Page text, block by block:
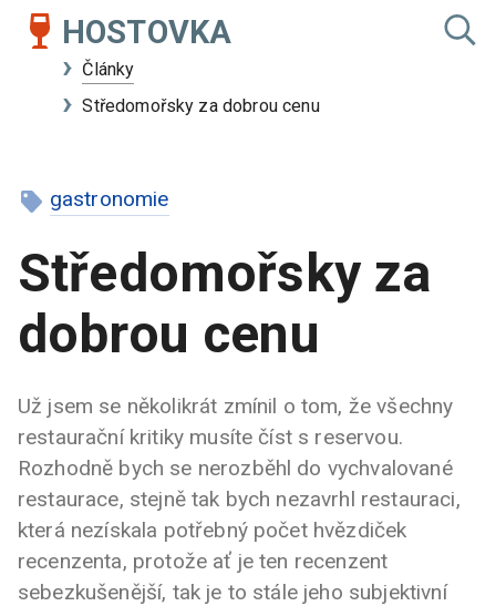
HOSTOVKA
Články
Středomořsky za dobrou cenu
gastronomie
Středomořsky za
dobrou cenu
Už jsem se několikrát zmínil o tom, že všechny
restaurační kritiky musíte číst s reservou.
Rozhodně bych se nerozběhl do vychvalované
restaurace, stejně tak bych nezavrhl restauraci,
která nezískala potřebný počet hvězdiček
recenzenta, protože ať je ten recenzent
sebezkušenější, tak je to stále jeho subjektivní